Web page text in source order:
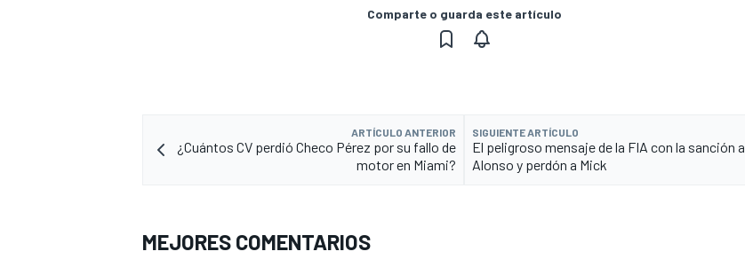
Comparte o guarda este artículo
ARTÍCULO ANTERIOR
¿Cuántos CV perdió Checo Pérez por su fallo de
motor en Miami?
SIGUIENTE ARTÍCULO
El peligroso mensaje de la FIA con la sanción a
Alonso y perdón a Mick
MEJORES COMENTARIOS